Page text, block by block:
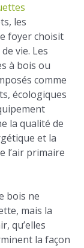
les
foyer choisit
vie. Les
à bois ou
comme
écologiques
la qualité de
et la
l’air primaire
bois ne
mais la
qu’elles
la façon